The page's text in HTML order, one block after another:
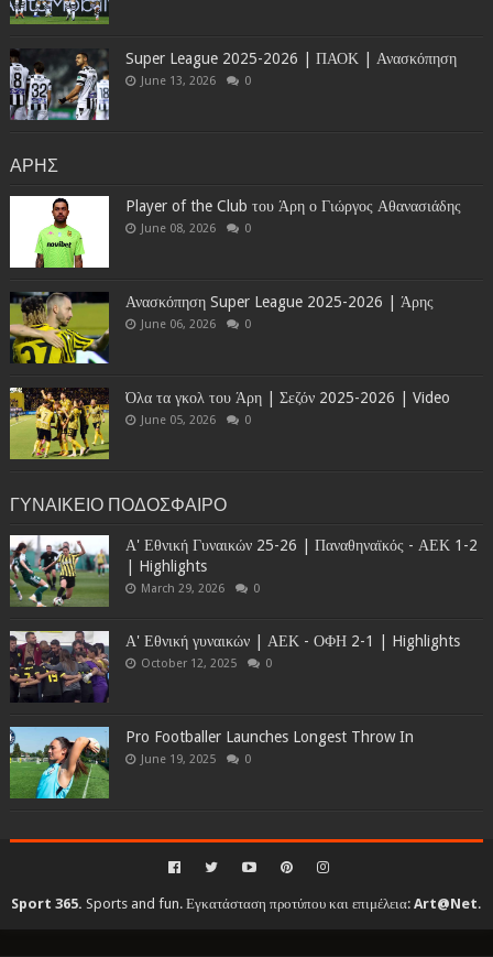
Super League 2025-2026 | ΠΑΟΚ | Ανασκόπηση
June 13, 2026 0
ΑΡΗΣ
Player of the Club του Άρη ο Γιώργος Αθανασιάδης
June 08, 2026 0
Ανασκόπηση Super League 2025-2026 | Άρης
June 06, 2026 0
Όλα τα γκολ του Άρη | Σεζόν 2025-2026 | Video
June 05, 2026 0
ΓΥΝΑΙΚΕΙΟ ΠΟΔΟΣΦΑΙΡΟ
Α' Εθνική Γυναικών 25-26 | Παναθηναϊκός - ΑΕΚ 1-2
| Highlights
March 29, 2026 0
Α' Εθνική γυναικών | ΑΕΚ - ΟΦΗ 2-1 | Highlights
October 12, 2025 0
Pro Footballer Launches Longest Throw In
June 19, 2025 0
Sport 365. Sports and fun. Εγκατάσταση προτύπου και επιμέλεια:Art@Net.